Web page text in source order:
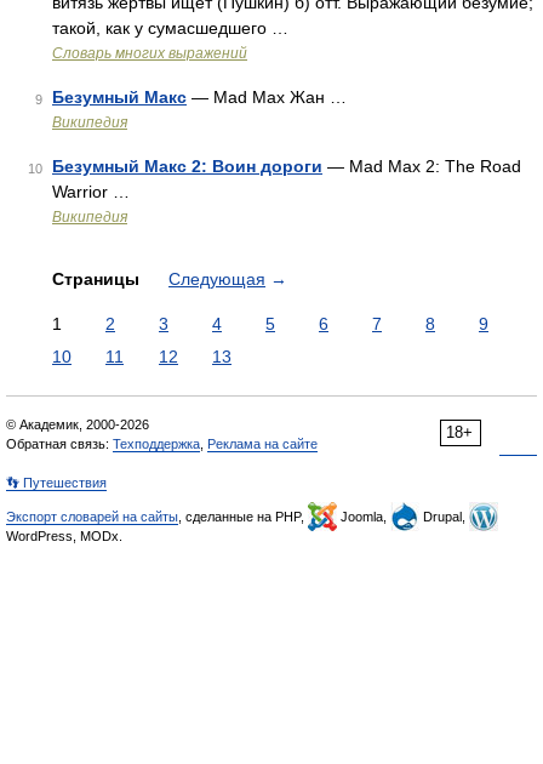
такой, как у сумасшедшего …
Словарь многих выражений
9 Безумный Макс — Mad Max Жан …
Википедия
10 Безумный Макс 2: Воин дороги — Mad Max 2: The Road
Warrior …
Википедия
Страницы Следующая →
1 2 3 4 5 6 7 8
9
10
11 12 13
18+
© Академик, 2000-2026
Обратная связь: Техподдержка Реклама на сайте
👣 Путешествия
Экспорт словарей на сайты , сделанные на PHP, Joomla,
Drupal,
WordPress, MODx.